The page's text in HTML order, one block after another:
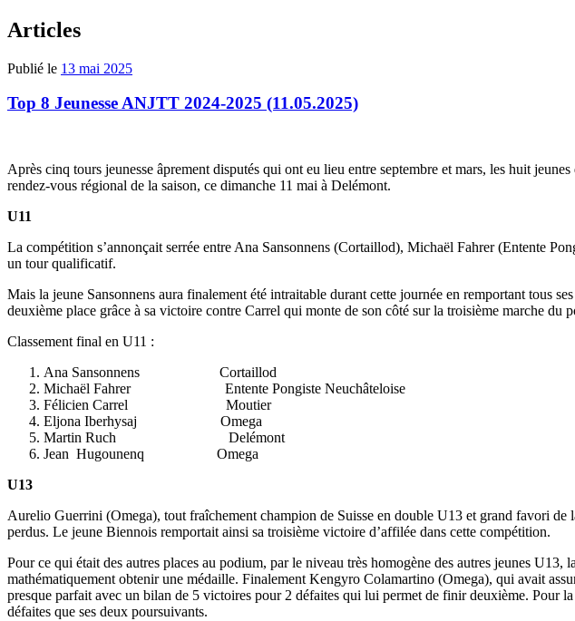
Articles
Publié le 13 mai 2025
Top 8 Jeunesse ANJTT 2024-2025 (11.05.2025)
Après cinq tours jeunesse âprement disputés qui ont eu lieu entre septembre et mars, les huit
rendez-vous régional de la saison, ce dimanche 11 mai à Delémont.
U11
La compétition s’annonçait serrée entre Ana Sansonnens (Cortaillod), Michaël Fahrer (Entente
un tour qualificatif.
Mais la jeune Sansonnens aura finalement été intraitable durant cette journée en remportant tous
deuxième place grâce à sa victoire contre Carrel qui monte de son côté sur la troisième marche du
Classement final en U11 :
Ana Sansonnens Cortaillod
Michaël Fahrer Entente Pongiste Neuchâteloise
Félicien Carrel Moutier
Eljona Iberhysaj Omega
Martin Ruch Delémont
Jean Hugounenq Omega
U13
Aurelio Guerrini (Omega), tout fraîchement champion de Suisse en double U13 et grand favori
perdus. Le jeune Biennois remportait ainsi sa troisième victoire d’affilée dans cette compétition.
Pour ce qui était des autres places au podium, par le niveau très homogène des autres jeunes
mathématiquement obtenir une médaille. Finalement Kengyro Colamartino (Omega), qui avait
presque parfait avec un bilan de 5 victoires pour 2 défaites qui lui permet de finir deuxième.
défaites que ses deux poursuivants.